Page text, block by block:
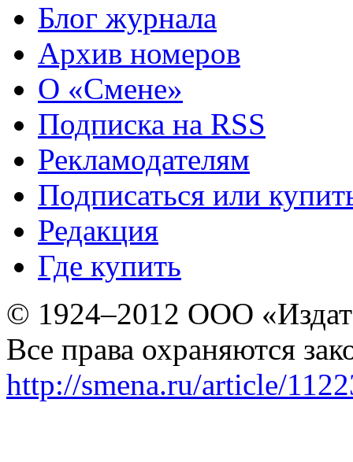
Блог журнала
Архив номеров
О «Смене»
Подписка на RSS
Рекламодателям
Подписаться или
Редакция
Где купить
© 1924–2012 ООО
Все права охраняются
http://smena.ru/article/